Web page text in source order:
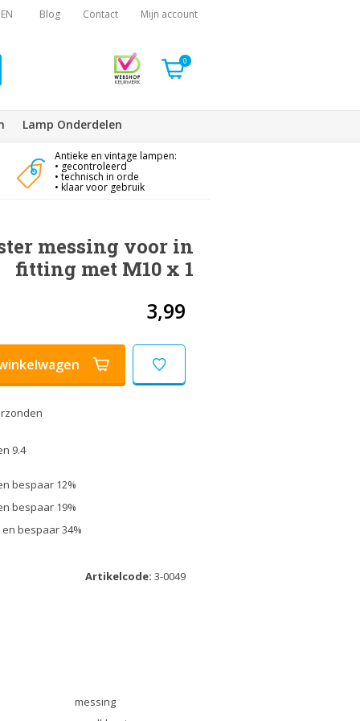
EN Blog Contact Mijn account
0
Lamp Onderdelen
Antieke en vintage lampen:
• gecontroleerd
• technisch in orde
• klaar voor gebruik
messing voor in
fitting met M10 x 1
3,99
9.4
bespaar 12%
bespaar 19%
bespaar 34%
Artikelcode: 3-0049
messing